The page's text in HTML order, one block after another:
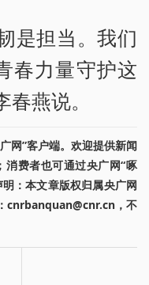
是担当。我们
春力量守护这
燕说。
网”客户端。欢迎提供新闻
费者也可通过央广网“啄
：本文章版权归属央广网
cnrbanquan@cnr.cn，不